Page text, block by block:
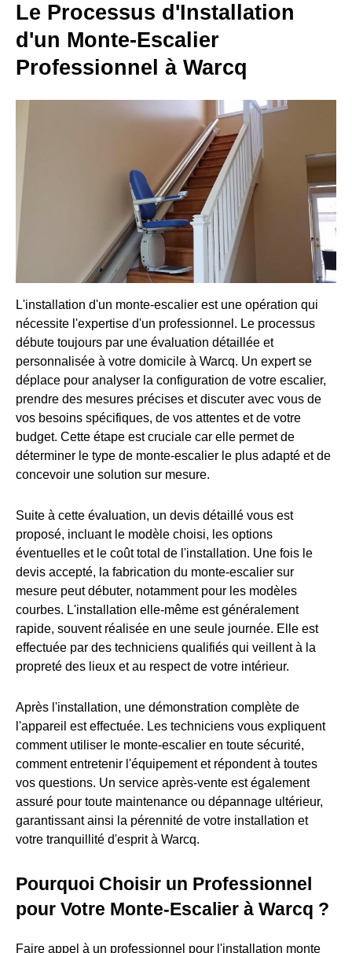
Le Processus d'Installation
d'un Monte-Escalier
Professionnel à Warcq
L'installation d'un monte-escalier est une opération qui
nécessite l'expertise d'un professionnel. Le processus
débute toujours par une évaluation détaillée et
personnalisée à votre domicile à Warcq. Un expert se
déplace pour analyser la configuration de votre escalier,
prendre des mesures précises et discuter avec vous de
vos besoins spécifiques, de vos attentes et de votre
budget. Cette étape est cruciale car elle permet de
déterminer le type de monte-escalier le plus adapté et de
concevoir une solution sur mesure.
Suite à cette évaluation, un devis détaillé vous est
proposé, incluant le modèle choisi, les options
éventuelles et le coût total de l'installation. Une fois le
devis accepté, la fabrication du monte-escalier sur
mesure peut débuter, notamment pour les modèles
courbes. L'installation elle-même est généralement
rapide, souvent réalisée en une seule journée. Elle est
effectuée par des techniciens qualifiés qui veillent à la
propreté des lieux et au respect de votre intérieur.
Après l'installation, une démonstration complète de
l'appareil est effectuée. Les techniciens vous expliquent
comment utiliser le monte-escalier en toute sécurité,
comment entretenir l'équipement et répondent à toutes
vos questions. Un service après-vente est également
assuré pour toute maintenance ou dépannage ultérieur,
garantissant ainsi la pérennité de votre installation et
votre tranquillité d'esprit à Warcq.
Pourquoi Choisir un Professionnel
pour Votre Monte-Escalier à Warcq ?
Faire appel à un professionnel pour l'installation monte